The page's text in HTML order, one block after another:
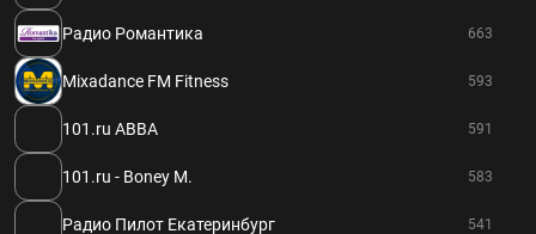
Радио Романтика 663
Mixadance FM Fitness 593
101.ru ABBA 591
101.ru - Boney M. 583
Радио Пилот Екатеринбург 541